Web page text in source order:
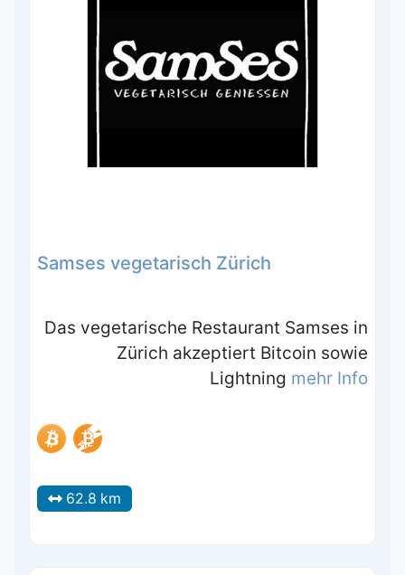
Samses vegetarisch Zürich
Das vegetarische Restaurant Samses in
Zürich akzeptiert Bitcoin sowie
Lightning mehr Info
62.8 km